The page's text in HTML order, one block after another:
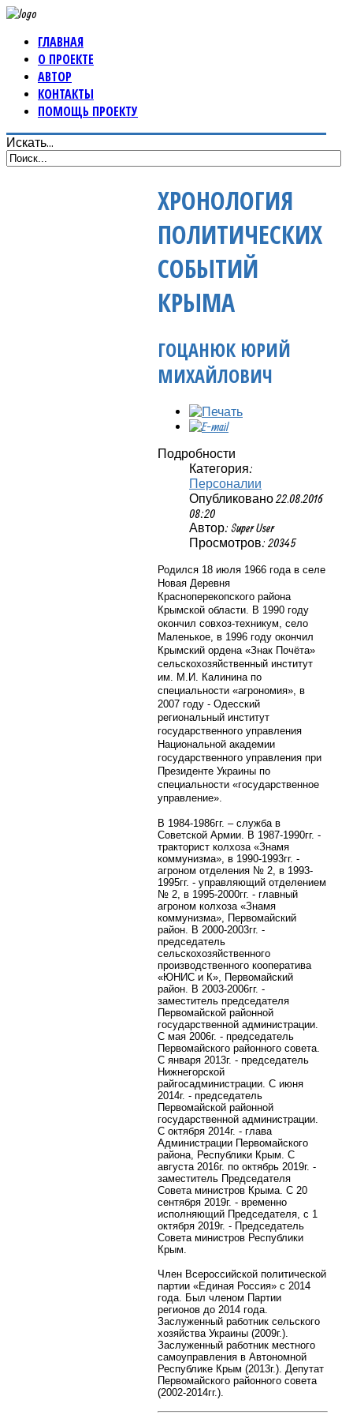
ГЛАВНАЯ
О ПРОЕКТЕ
АВТОР
КОНТАКТЫ
ПОМОЩЬ ПРОЕКТУ
Искать...
ХРОНОЛОГИЯ
ПОЛИТИЧЕСКИХ
СОБЫТИЙ
КРЫМА
ГОЦАНЮК ЮРИЙ
МИХАЙЛОВИЧ
Подробности
Категория:
Персоналии
Опубликовано 22.08.2016
08:20
Автор: Super User
Просмотров: 20345
Родился 18 июля 1966 года в селе
Новая Деревня
Красноперекопского района
Крымской области. В 1990 году
окончил совхоз-техникум, село
Маленькое, в 1996 году окончил
Крымский ордена «Знак Почёта»
сельскохозяйственный институт
им. М.И. Калинина по
специальности «агрономия», в
2007 году - Одесский
региональный институт
государственного управления
Национальной академии
государственного управления при
Президенте Украины по
специальности «государственное
управление».
В 1984-1986гг. – служба в
Советской Армии. В 1987-1990гг. -
тракторист колхоза «Знамя
коммунизма», в 1990-1993гг. -
агроном отделения № 2, в 1993-
1995гг. - управляющий отделением
№ 2, в 1995-2000гг. - главный
агроном колхоза «Знамя
коммунизма», Первомайский
район. В 2000-2003гг. -
председатель
сельскохозяйственного
производственного кооператива
«ЮНИС и К», Первомайский
район. В 2003-2006гг. -
заместитель председателя
Первомайской районной
государственной администрации.
С мая 2006г. - председатель
Первомайского районного совета.
С января 2013г. - председатель
Нижнегорской
райгосадминистрации. С июня
2014г. - председатель
Первомайской районной
государственной администрации.
С октября 2014г. - глава
Администрации Первомайского
района, Республики Крым. С
августа 2016г. по октябрь 2019г. -
заместитель Председателя
Совета министров Крыма. С 20
сентября 2019г. - временно
исполняющий Председателя, с 1
октября 2019г. - Председатель
Совета министров Республики
Крым.
Член Всероссийской политической
партии «Единая Россия» с 2014
года. Был членом Партии
регионов до 2014 года.
Заслуженный работник сельского
хозяйства Украины (2009г.).
Заслуженный работник местного
самоуправления в Автономной
Республике Крым (2013г.). Депутат
Первомайского районного совета
(2002-2014гг.).